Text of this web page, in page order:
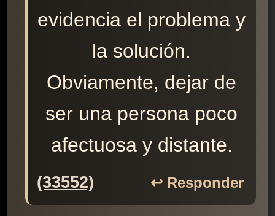
evidencia el problema y
la solución.
Obviamente, dejar de
ser una persona poco
afectuosa y distante.
(33552) ↩️ Responder